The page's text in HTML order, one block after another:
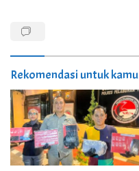
Rekomendasi untuk kamu